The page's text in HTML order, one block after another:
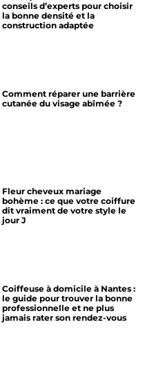
conseils d’experts pour choisir
la bonne densité et la
construction adaptée
Comment réparer une barrière
cutanée du visage abîmée ?
Fleur cheveux mariage
bohème : ce que votre coiffure
dit vraiment de votre style le
jour J
Coiffeuse à domicile à Nantes :
le guide pour trouver la bonne
professionnelle et ne plus
jamais rater son rendez-vous